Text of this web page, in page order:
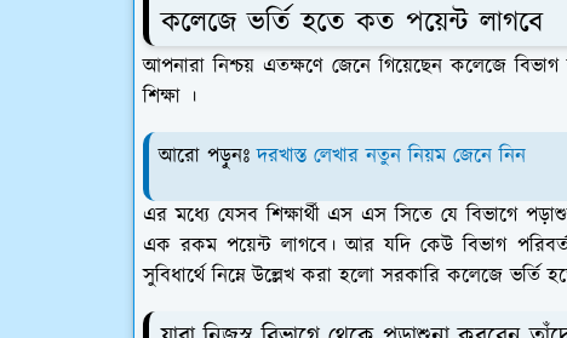
কলেজে ভর্তি হতে কত পয়েন্ট লাগবে
আপনারা নিশ্চয় এতক্ষণে জেনে গিয়েছেন কলেজে
শিক্ষা ।
আরো পড়ুনঃ দরখাস্ত লেখার নতুন নিয়ম জেনে নিন
এর মধ্যে যেসব শিক্ষার্থী এস এস সিতে যে বিভাগে
এক রকম পয়েন্ট লাগবে। আর যদি কেউ বিভাগ
সুবিধার্থে নিম্নে উল্লেখ করা হলো সরকারি কলেজে